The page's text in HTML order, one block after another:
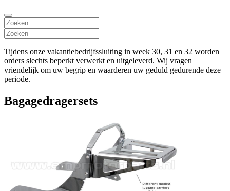
Tijdens onze vakantiebedrijfssluiting in week 30, 31 en 32 worden
orders slechts beperkt verwerkt en uitgeleverd. Wij vragen
vriendelijk om uw begrip en waarderen uw geduld gedurende deze
periode.
Bagagedragersets